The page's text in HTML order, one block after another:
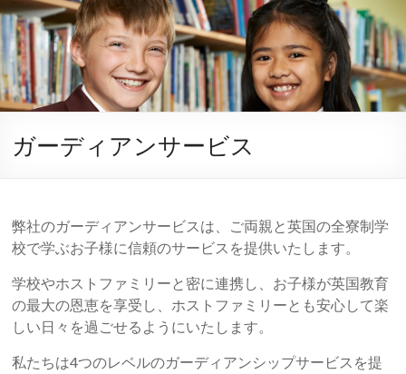
ガーディアンサービス
弊社のガーディアンサービスは、ご両親と英国の全寮制学
校で学ぶお子様に信頼のサービスを提供いたします。
学校やホストファミリーと密に連携し、お子様が英国教育
の最大の恩恵を享受し、ホストファミリーとも安心して楽
しい日々を過ごせるようにいたします。
私たちは4つのレベルのガーディアンシップサービスを提